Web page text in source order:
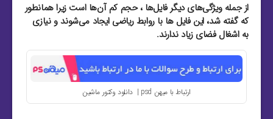
از جمله ویژگی‌های دیگر فایل‌ها ، حجم کم آن‌ها است زیرا همانطور
که گفته شد، این فایل‌ ها با روابط ریاضی ایجاد می‌شوند و نیازی
به اشغال فضای زیاد ندارند.
ارتباط با میهن psd | دانلود وکتور ماشین